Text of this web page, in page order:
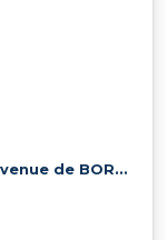
Duplex T4 avec jardin 'TERRA VIVA' Avenue de BORGO